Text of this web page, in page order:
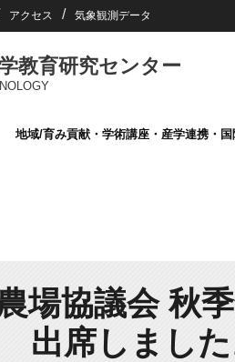
アクセス 気象観測データ
教育研究センター
地域/育み貢献・学術講座・産学連携・国
場協議会 秋
出席しました